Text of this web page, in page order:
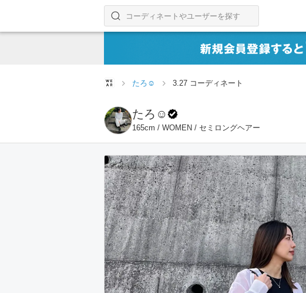
コーディネートやユーザーを探す
検索する
たろ☺︎ 3.27 コーディネート
たろ☺︎
165cm / WOMEN / セミロングヘアー